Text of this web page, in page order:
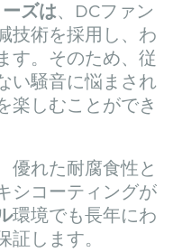
ズは、DCファン
技術を採用し、わ
す。そのため、従
い騒音に悩まされ
楽しむことができ
優れた耐腐食性と
シコーティングが
環境でも長年にわ
します。